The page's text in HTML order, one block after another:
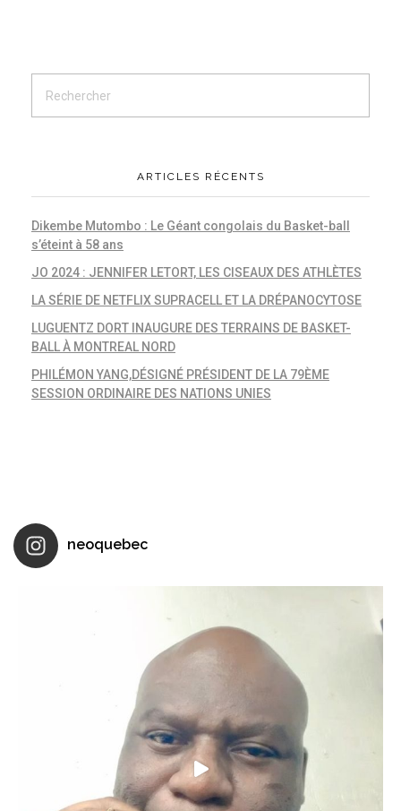
ARTICLES RÉCENTS
Dikembe Mutombo : Le Géant congolais du Basket-ball
s’éteint à 58 ans
JO 2024 : JENNIFER LETORT, LES CISEAUX DES ATHLÈTES
LA SÉRIE DE NETFLIX SUPRACELL ET LA DRÉPANOCYTOSE
LUGUENTZ DORT INAUGURE DES TERRAINS DE BASKET-
BALL À MONTREAL NORD
PHILÉMON YANG,DÉSIGNÉ PRÉSIDENT DE LA 79ÈME
SESSION ORDINAIRE DES NATIONS UNIES
neoquebec